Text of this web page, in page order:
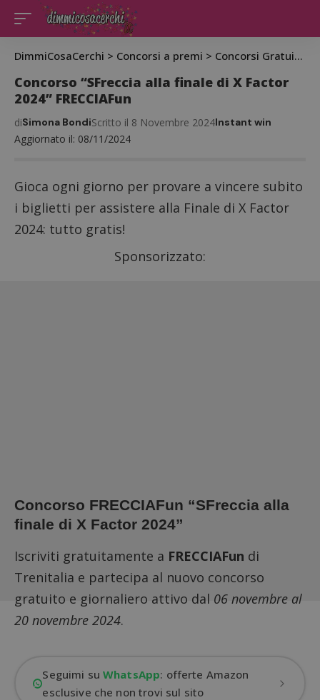
DimmiCosaCerchi > Concorsi a premi > Concorsi Gratuiti >
Concorso “SFreccia alla finale di X Factor
2024” FRECCIAFun
Aggiornato il: 08/11/2024
diSimona BondiScritto il 8 Novembre 2024Instant win
Gioca ogni giorno per provare a vincere subito
i biglietti per assistere alla Finale di X Factor
2024: tutto gratis!
Sponsorizzato:
Concorso FRECCIAFun “SFreccia alla
finale di X Factor 2024”
Iscriviti gratuitamente a FRECCIAFun di
Trenitalia e partecipa al nuovo concorso
gratuito e giornaliero attivo dal 06 novembre al
20 novembre 2024.
Seguimi suWhatsApp: offerte Amazon
esclusive che non trovi sul sito